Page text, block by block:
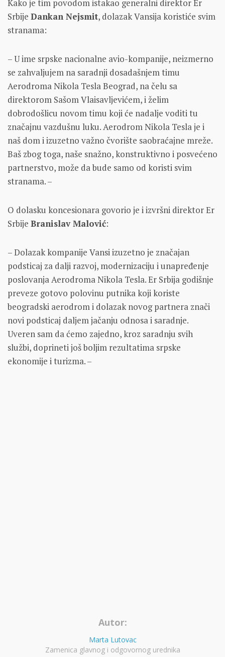
Kako je tim povodom istakao generalni direktor Er
Srbije Dankan Nejsmit, dolazak Vansija koristiće svim
stranama:
– U ime srpske nacionalne avio-kompanije, neizmerno
se zahvaljujem na saradnji dosadašnjem timu
Aerodroma Nikola Tesla Beograd, na čelu sa
direktorom Sašom Vlaisavljevićem, i želim
dobrodošlicu novom timu koji će nadalje voditi tu
značajnu vazdušnu luku. Aerodrom Nikola Tesla je i
naš dom i izuzetno važno čvorište saobraćajne mreže.
Baš zbog toga, naše snažno, konstruktivno i posvećeno
partnerstvo, može da bude samo od koristi svim
stranama. –
O dolasku koncesionara govorio je i izvršni direktor Er
Srbije Branislav Malović:
– Dolazak kompanije Vansi izuzetno je značajan
podsticaj za dalji razvoj, modernizaciju i unapređenje
poslovanja Aerodroma Nikola Tesla. Er Srbija godišnje
preveze gotovo polovinu putnika koji koriste
beogradski aerodrom i dolazak novog partnera znači
novi podsticaj daljem jačanju odnosa i saradnje.
Uveren sam da ćemo zajedno, kroz saradnju svih
službi, doprineti još boljim rezultatima srpske
ekonomije i turizma. –
Autor:
Marta Lutovac
Zamenica glavnog i odgovornog urednika